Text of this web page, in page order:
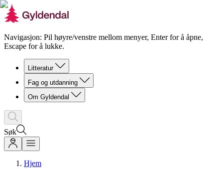
Navigasjon: Pil høyre/venstre mellom menyer, Enter for å åpne,
Escape for å lukke.
Litteratur
Fag og utdanning
Om Gyldendal
Søk
Hjem